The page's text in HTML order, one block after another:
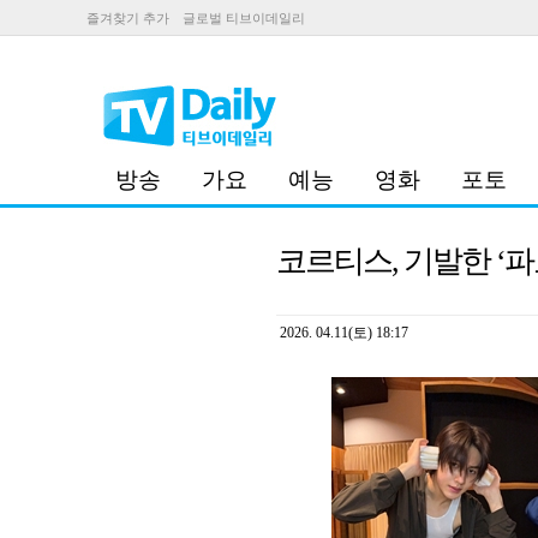
즐겨찾기 추가 글로벌 티브이데일리
방송 가요 예능 영화 포토
코르티스, 기발한 ‘
2026. 04.11(토) 18:17